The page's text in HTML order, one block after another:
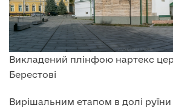
Викладений плінфою нартекс
Берестові
Вирішальним етапом в долі